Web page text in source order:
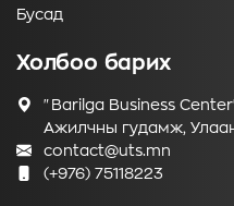
Бусад
Холбоо барих
"Barilga Business
Ажилчны гудамж,
contact@uts.mn
(+976) 75118223